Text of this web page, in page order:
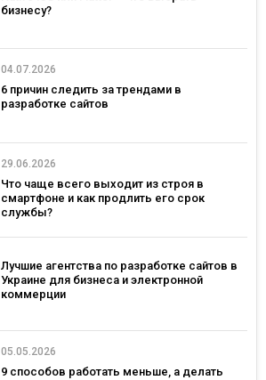
бизнесу?
04.07.2026
6 причин следить за трендами в
разработке сайтов
29.06.2026
Что чаще всего выходит из строя в
смартфоне и как продлить его срок
службы?
Лучшие агентства по разработке сайтов в
Украине для бизнеса и электронной
коммерции
05.05.2026
9 способов работать меньше, а делать